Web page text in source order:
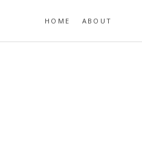
HOME ABOUT